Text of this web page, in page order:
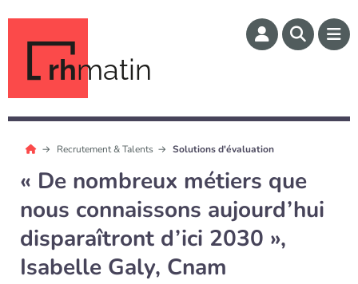
rhmatin
Recrutement & Talents Solutions d'évaluation
« De nombreux métiers que
nous connaissons aujourd’hui
disparaîtront d’ici 2030 »,
Isabelle Galy, Cnam